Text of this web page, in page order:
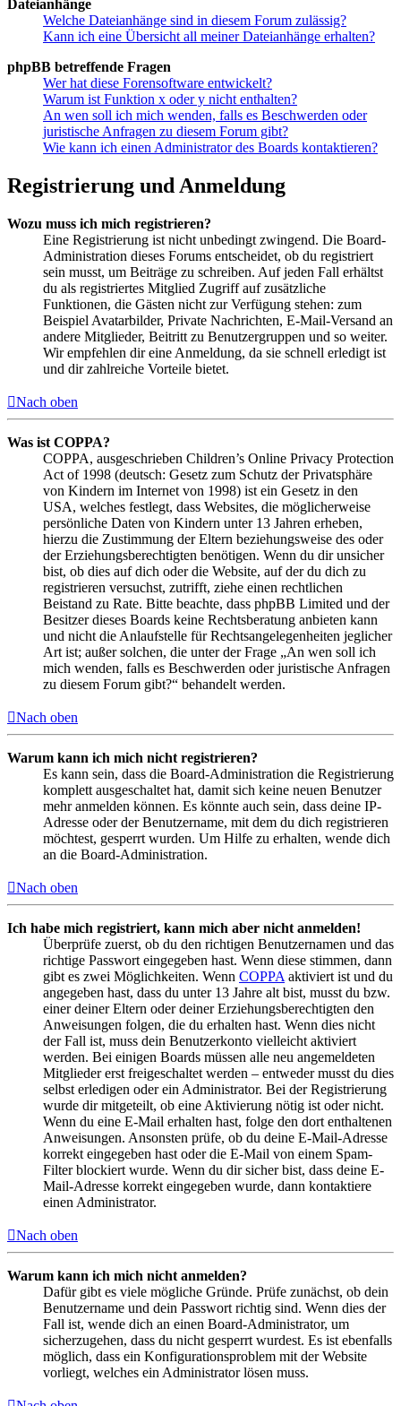
Dateianhänge
Welche Dateianhänge sind in diesem Forum zulässig?
Kann ich eine Übersicht all meiner Dateianhänge erhalten?
phpBB betreffende Fragen
Wer hat diese Forensoftware entwickelt?
Warum ist Funktion x oder y nicht enthalten?
An wen soll ich mich wenden, falls es Beschwerden oder
juristische Anfragen zu diesem Forum gibt?
Wie kann ich einen Administrator des Boards kontaktieren?
Registrierung und Anmeldung
Wozu muss ich mich registrieren?
Eine Registrierung ist nicht unbedingt zwingend. Die Board-
Administration dieses Forums entscheidet, ob du registriert
sein musst, um Beiträge zu schreiben. Auf jeden Fall erhältst
du als registriertes Mitglied Zugriff auf zusätzliche
Funktionen, die Gästen nicht zur Verfügung stehen: zum
Beispiel Avatarbilder, Private Nachrichten, E-Mail-Versand an
andere Mitglieder, Beitritt zu Benutzergruppen und so weiter.
Wir empfehlen dir eine Anmeldung, da sie schnell erledigt ist
und dir zahlreiche Vorteile bietet.
Nach oben
Was ist COPPA?
COPPA, ausgeschrieben Children’s Online Privacy Protection
Act of 1998 (deutsch: Gesetz zum Schutz der Privatsphäre
von Kindern im Internet von 1998) ist ein Gesetz in den
USA, welches festlegt, dass Websites, die möglicherweise
persönliche Daten von Kindern unter 13 Jahren erheben,
hierzu die Zustimmung der Eltern beziehungsweise des oder
der Erziehungsberechtigten benötigen. Wenn du dir unsicher
bist, ob dies auf dich oder die Website, auf der du dich zu
registrieren versuchst, zutrifft, ziehe einen rechtlichen
Beistand zu Rate. Bitte beachte, dass phpBB Limited und der
Besitzer dieses Boards keine Rechtsberatung anbieten kann
und nicht die Anlaufstelle für Rechtsangelegenheiten jeglicher
Art ist; außer solchen, die unter der Frage „An wen soll ich
mich wenden, falls es Beschwerden oder juristische Anfragen
zu diesem Forum gibt?“ behandelt werden.
Nach oben
Warum kann ich mich nicht registrieren?
Es kann sein, dass die Board-Administration die Registrierung
komplett ausgeschaltet hat, damit sich keine neuen Benutzer
mehr anmelden können. Es könnte auch sein, dass deine IP-
Adresse oder der Benutzername, mit dem du dich registrieren
möchtest, gesperrt wurden. Um Hilfe zu erhalten, wende dich
an die Board-Administration.
Nach oben
Ich habe mich registriert, kann mich aber nicht anmelden!
Überprüfe zuerst, ob du den richtigen Benutzernamen und das
richtige Passwort eingegeben hast. Wenn diese stimmen, dann
gibt es zwei Möglichkeiten. Wenn COPPA aktiviert ist und du
angegeben hast, dass du unter 13 Jahre alt bist, musst du bzw.
einer deiner Eltern oder deiner Erziehungsberechtigten den
Anweisungen folgen, die du erhalten hast. Wenn dies nicht
der Fall ist, muss dein Benutzerkonto vielleicht aktiviert
werden. Bei einigen Boards müssen alle neu angemeldeten
Mitglieder erst freigeschaltet werden – entweder musst du dies
selbst erledigen oder ein Administrator. Bei der Registrierung
wurde dir mitgeteilt, ob eine Aktivierung nötig ist oder nicht.
Wenn du eine E-Mail erhalten hast, folge den dort enthaltenen
Anweisungen. Ansonsten prüfe, ob du deine E-Mail-Adresse
korrekt eingegeben hast oder die E-Mail von einem Spam-
Filter blockiert wurde. Wenn du dir sicher bist, dass deine E-
Mail-Adresse korrekt eingegeben wurde, dann kontaktiere
einen Administrator.
Nach oben
Warum kann ich mich nicht anmelden?
Dafür gibt es viele mögliche Gründe. Prüfe zunächst, ob dein
Benutzername und dein Passwort richtig sind. Wenn dies der
Fall ist, wende dich an einen Board-Administrator, um
sicherzugehen, dass du nicht gesperrt wurdest. Es ist ebenfalls
möglich, dass ein Konfigurationsproblem mit der Website
vorliegt, welches ein Administrator lösen muss.